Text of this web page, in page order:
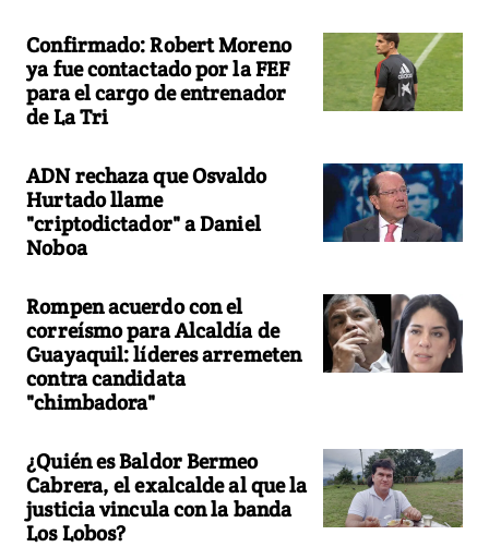
Confirmado: Robert Moreno
ya fue contactado por la FEF
para el cargo de entrenador
de La Tri
ADN rechaza que Osvaldo
Hurtado llame
"criptodictador" a Daniel
Noboa
Rompen acuerdo con el
correísmo para Alcaldía de
Guayaquil: líderes arremeten
contra candidata
"chimbadora"
¿Quién es Baldor Bermeo
Cabrera, el exalcalde al que la
justicia vincula con la banda
Los Lobos?